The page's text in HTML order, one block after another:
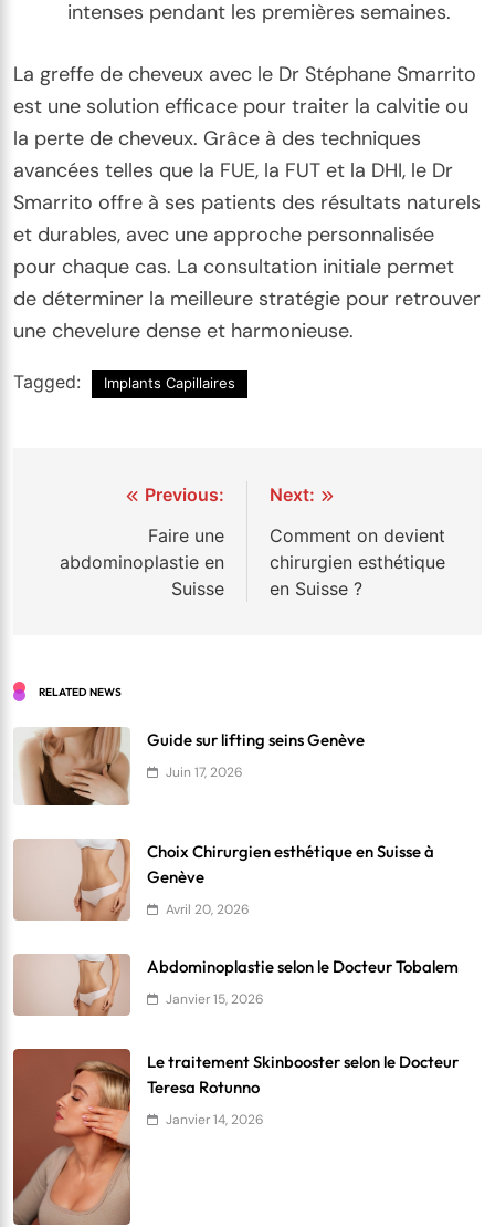
intenses pendant les premières semaines.
La greffe de cheveux avec le Dr Stéphane Smarrito
est une solution efficace pour traiter la calvitie ou
la perte de cheveux. Grâce à des techniques
avancées telles que la FUE, la FUT et la DHI, le Dr
Smarrito offre à ses patients des résultats naturels
et durables, avec une approche personnalisée
pour chaque cas. La consultation initiale permet
de déterminer la meilleure stratégie pour retrouver
une chevelure dense et harmonieuse.
Tagged: Implants Capillaires
Navigation
l’article
Previous:
Faire une
abdominoplastie en
Suisse
Next:
Comment on devient
chirurgien esthétique
en Suisse ?
RELATED NEWS
Guide sur lifting seins Genève
Juin 17, 2026
Choix Chirurgien esthétique en Suisse à
Genève
Avril 20, 2026
Abdominoplastie selon le Docteur Tobalem
Janvier 15, 2026
Le traitement Skinbooster selon le Docteur
Teresa Rotunno
Janvier 14, 2026